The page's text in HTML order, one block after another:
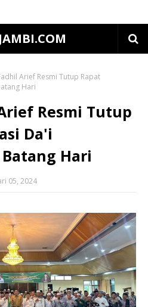
Arief Resmi Tutup Rapat
Hari
Resmi Tutup
Da'i
Hari
05, 2024